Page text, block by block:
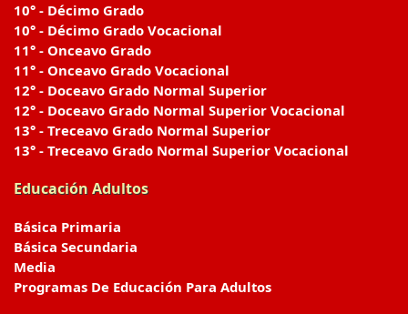
10° - Décimo Grado
10° - Décimo Grado Vocacional
11° - Onceavo Grado
11° - Onceavo Grado Vocacional
12° - Doceavo Grado Normal Superior
12° - Doceavo Grado Normal Superior Vocacional
13° - Treceavo Grado Normal Superior
13° - Treceavo Grado Normal Superior Vocacional
Educación Adultos
Básica Primaria
Básica Secundaria
Media
Programas De Educación Para Adultos